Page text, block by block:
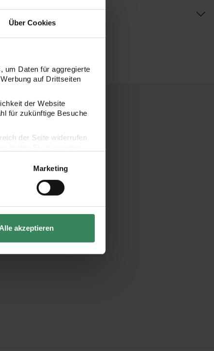
Über Cookies
um Daten für aggregierte
auf Drittseiten
der Website
für zukünftige Besuche
der Seite widerrufen
Marketing
akzeptieren